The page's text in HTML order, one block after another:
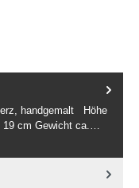
handgemalt Höhe
cm Gewicht ca.…